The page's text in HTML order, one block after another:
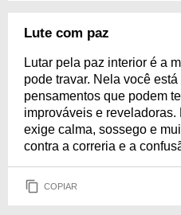
Lute com paz
Lutar pela paz interior é a
pode travar. Nela você
pensamentos que podem
improváveis e reveladoras.
exige calma, sossego e
contra a correria e a
COPIAR